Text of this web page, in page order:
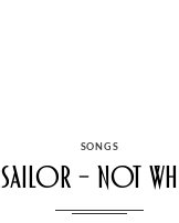
CATEGORIES
SONGS
– not